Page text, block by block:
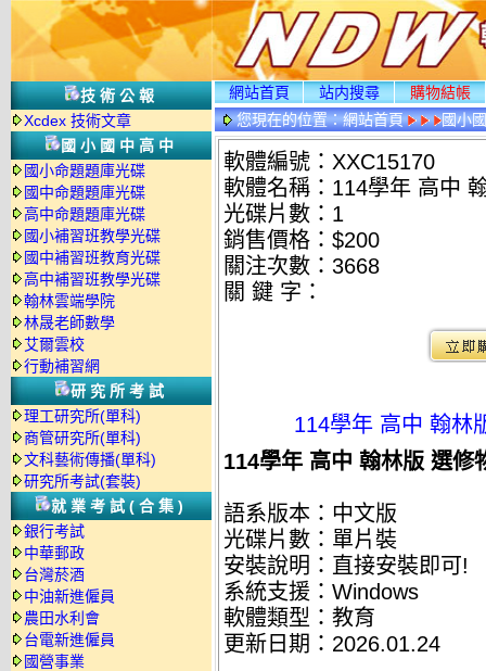
技術公報
Xcdex 技術文章
國小國中高中
國小命題題庫光碟
國中命題題庫光碟
高中命題題庫光碟
國小補習班教學光碟
國中補習班教育光碟
高中補習班教學光碟
翰林雲端學院
林晟老師數學
艾爾雲校
行動補習網
研究所考試
理工研究所(單科)
商管研究所(單科)
文科藝術傳播(單科)
研究所考試(套裝)
就業考試(合集)
銀行考試
中華郵政
台灣菸酒
中油新進僱員
農田水利會
台電新進僱員
國營事業
網站首頁 站内搜尋
購物結帳
您現在的位置：網站首頁 國小
軟體編號：XXC15170
軟體名稱：114學年 高中
光碟片數：1
銷售價格：$200
關注次數： 3668
關 鍵 字：
114學年 高中 翰林
114學年 高中 翰林版 選
語系版本：中文版
光碟片數：單片裝
安裝說明：直接安裝即可!
系統支援：Windows
軟體類型：教育
更新日期：2026.01.24